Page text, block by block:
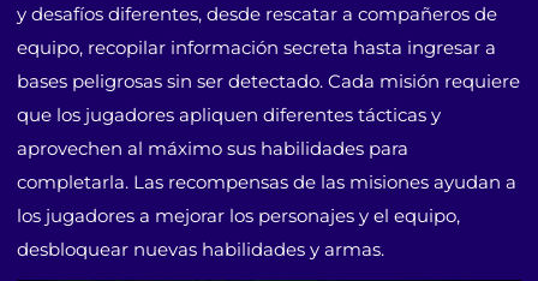
y desafíos diferentes, desde rescatar a compañeros de
equipo, recopilar información secreta hasta ingresar a
bases peligrosas sin ser detectado. Cada misión requiere
que los jugadores apliquen diferentes tácticas y
aprovechen al máximo sus habilidades para
completarla. Las recompensas de las misiones ayudan a
los jugadores a mejorar los personajes y el equipo,
desbloquear nuevas habilidades y armas.